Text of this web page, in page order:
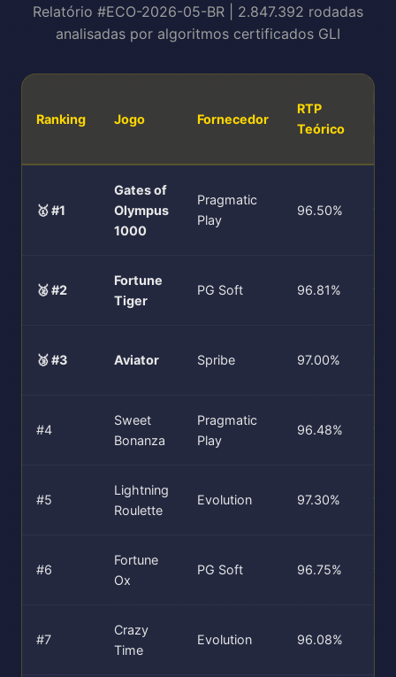
Relatório #ECO-2026-05-BR | 2.847.392 rodadas
analisadas por algoritmos certificados GLI
Ranking Jogo Fornecedor
RTP
Teórico
🥇 #1
Gates of
Olympus
1000
Pragmatic
Play
96.50%
🥈 #2
Fortune
Tiger
PG Soft 96.81%
🥉 #3 Aviator Spribe 97.00%
#4
Sweet
Bonanza
Pragmatic
Play
96.48%
#5
Lightning
Roulette
Evolution 97.30%
#6
Fortune
Ox
PG Soft 96.75%
#7
Crazy
Time
Evolution 96.08%